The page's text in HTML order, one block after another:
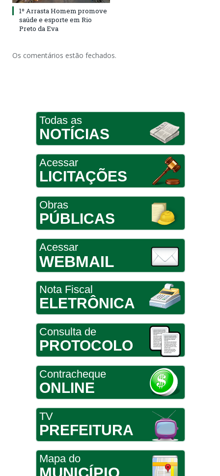
1º Arrasta Homem promove
saúde e esporte em Rio
Preto da Eva
Os comentários estão fechados.
Todas as
NOTÍCIAS
Acessar
LICITAÇÕES
Obras
PÚBLICAS
Acessar
WEBMAIL
Nota Fiscal
ELETRÔNICA
Consulta de
PROTOCOLO
Contracheque
ONLINE
TV
PREFEITURA
Mapa do